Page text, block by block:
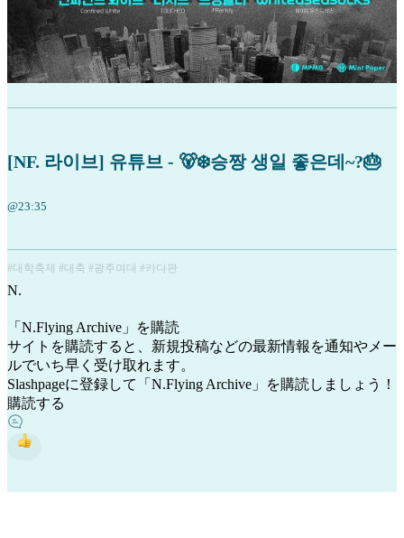
[NF. 라이브] 유튜브 - 🐻‍❄️승짱 생일 좋은데~?🎂
@23:35
#대학축제 #대축 #광주여대 #카다판
N.
「N.Flying Archive」を購読
サイトを購読すると、新規投稿などの最新情報を通知やメー
ルでいち早く受け取れます。
Slashpageに登録して「N.Flying Archive」を購読しましょう！
購読する